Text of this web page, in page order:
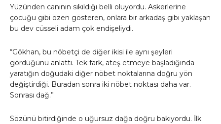
Yüzünden canının sıkıldığı belli oluyordu. Askerlerine
çocuğu gibi özen gösteren, onlara bir arkadaş gibi yaklaşan
bu dev cüsseli adam çok endişeliydi.
“Gökhan, bu nöbetçi de diğer ikisi ile aynı şeyleri
gördüğünü anlattı. Tek fark, ateş etmeye başladığında
yaratığın doğudaki diğer nöbet noktalarına doğru yön
değiştirdiği. Buradan sonra iki nöbet noktası daha var.
Sonrası dağ.”
Sözünü bitirdiğinde o uğursuz dağa doğru bakıyordu. İlk